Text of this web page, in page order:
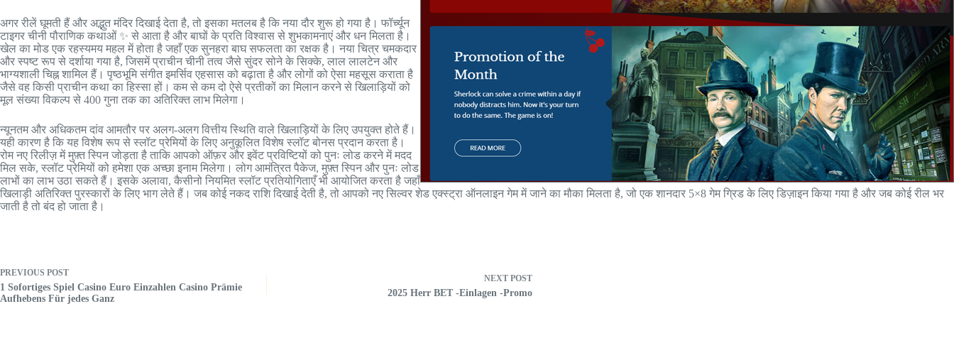
अगर रीलें घूमती हैं और अद्भुत मंदिर दिखाई देता है, तो इसका मतलब है कि नया दौर शुरू हो गया है। फॉर्च्यून
टाइगर चीनी पौराणिक कथाओं ✨ से आता है और बाघों के प्रति विश्वास से शुभकामनाएं और धन मिलता है।
खेल का मोड एक रहस्यमय महल में होता है जहाँ एक सुनहरा बाघ सफलता का रक्षक है। नया चित्र चमकदार
और स्पष्ट रूप से दर्शाया गया है, जिसमें प्राचीन चीनी तत्व जैसे सुंदर सोने के सिक्के, लाल लालटेन और
भाग्यशाली चिह्न शामिल हैं। पृष्ठभूमि संगीत इमर्सिव एहसास को बढ़ाता है और लोगों को ऐसा महसूस कराता है
जैसे वह किसी प्राचीन कथा का हिस्सा हों। कम से कम दो ऐसे प्रतीकों का मिलान करने से खिलाड़ियों को
मूल संख्या विकल्प से 400 गुना तक का अतिरिक्त लाभ मिलेगा।
न्यूनतम और अधिकतम दांव आमतौर पर अलग-अलग वित्तीय स्थिति वाले खिलाड़ियों के लिए उपयुक्त होते हैं।
यही कारण है कि यह विशेष रूप से स्लॉट प्रेमियों के लिए अनुकूलित विशेष स्लॉट बोनस प्रदान करता है।
रोम नए रिलीज़ में मुफ़्त स्पिन जोड़ता है ताकि आपको ऑफ़र और इवेंट प्रविष्टियों को पुनः लोड करने में मदद
मिल सके, स्लॉट प्रेमियों को हमेशा एक अच्छा इनाम मिलेगा। लोग आमंत्रित पैकेज, मुफ़्त स्पिन और पुनः लोड
लाभों का लाभ उठा सकते हैं। इसके अलावा, कैसीनो नियमित स्लॉट प्रतियोगिताएँ भी आयोजित करता है जहाँ
खिलाड़ी अतिरिक्त पुरस्कारों के लिए भाग लेते हैं। जब कोई नकद राशि दिखाई देती है, तो आपको नए सिल्वर शेड एक्स्ट्रा ऑनलाइन गेम में जाने का मौका मिलता है, जो एक शानदार 5×8 गेम ग्रिड के लिए डिज़ाइन किया गया है और जब कोई रील भर
जाती है तो बंद हो जाता है।
PREVIOUS POST
1 Sofortiges Spiel Casino Euro Einzahlen Casino Prämie
Aufhebens Für jedes Ganz
NEXT POST
2025 Herr BET -Einlagen -Promo